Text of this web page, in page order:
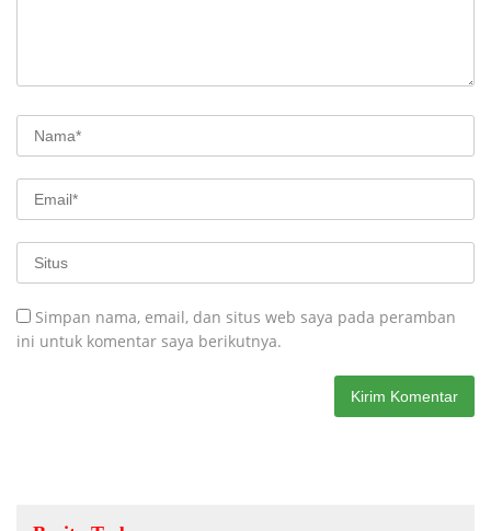
Simpan nama, email, dan situs web saya pada peramban
ini untuk komentar saya berikutnya.